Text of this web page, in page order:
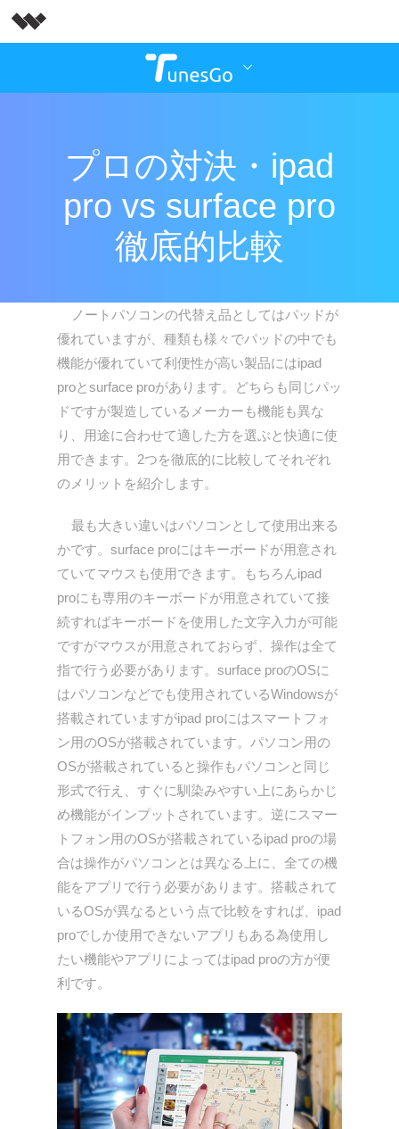
プロの対決・ipad
pro vs surface pro
徹底的比較
ノートパソコンの代替え品としてはパッドが
優れていますが、種類も様々でパッドの中でも
機能が優れていて利便性が高い製品にはipad
proとsurface proがあります。どちらも同じパッ
ドですが製造しているメーカーも機能も異な
り、用途に合わせて適した方を選ぶと快適に使
用できます。2つを徹底的に比較してそれぞれ
のメリットを紹介します。
最も大きい違いはパソコンとして使用出来る
かです。surface proにはキーボードが用意され
ていてマウスも使用できます。もちろんipad
proにも専用のキーボードが用意されていて接
続すればキーボードを使用した文字入力が可能
ですがマウスが用意されておらず、操作は全て
指で行う必要があります。surface proのOSに
はパソコンなどでも使用されているWindowsが
搭載されていますがipad proにはスマートフォ
ン用のOSが搭載されています。パソコン用の
OSが搭載されていると操作もパソコンと同じ
形式で行え、すぐに馴染みやすい上にあらかじ
め機能がインプットされています。逆にスマー
トフォン用のOSが搭載されているipad proの場
合は操作がパソコンとは異なる上に、全ての機
能をアプリで行う必要があります。搭載されて
いるOSが異なるという点で比較をすれば、ipad
proでしか使用できないアプリもある為使用し
たい機能やアプリによってはipad proの方が便
利です。